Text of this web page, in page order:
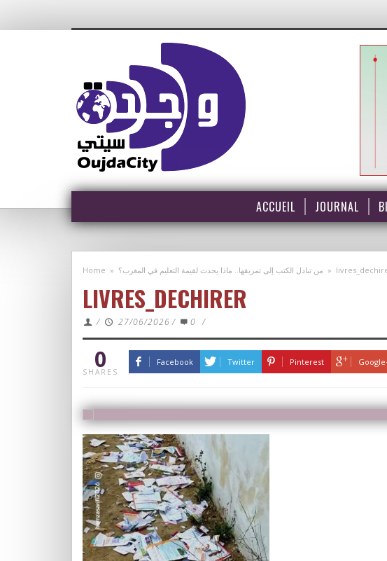
ACCUEIL JOURNAL
Home » من تبادل الكتب إلى تمزيقها.. ماذا يحدث لقيمة التعليم في المغرب؟ »
LIVRES_DECHIRER
/ 27/06/2026 / 0 /
0
SHARES
Facebook Twitter Pinterest